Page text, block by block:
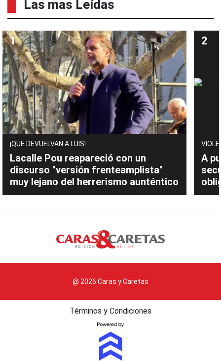
Las mas Leídas
¡QUE DEVUELVAN A LUIS!
Lacalle Pou reapareció con un
discurso "versión frenteamplista"
muy lejano del herrerismo aunténtico
A
@ 2026 Caras y Caretas
Términos y Condiciones